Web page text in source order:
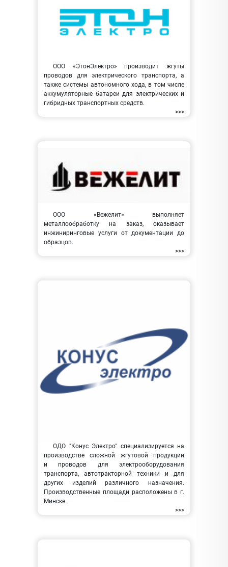
ООО «ЭтонЭлектро» производит жгуты
проводов для электрического транспорта, а
также системы автономного хода, в том числе
аккумуляторные батареи для электрических и
гибридных транспортных средств.
>>>
ООО «Вежелит» выполняет
металлообработку на заказ, оказывает
инжиниринговые услуги от документации до
образцов.
>>>
ОДО "Конус Электро" специализируется на
производстве сложной жгутовой продукции
и проводов для электрооборудования
транспорта, автотракторной техники и для
других изделий различного назначения.
Производственные площади расположены в г.
Минске.
>>>